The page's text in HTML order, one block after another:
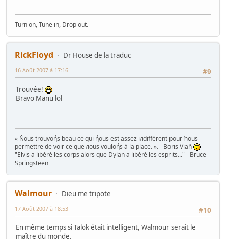
Turn on, Tune in, Drop out.
RickFloyd
Dr House de la traduc
#9
16 Août 2007 à 17:16
Trouvée!
Bravo Manu lol
« Ňous trouvoήs beau ce qui ήous est assez iлdifférent pour ŉous
permettre de voir ce que лous vouloήs à la place. ». - Boris Viaň
"Elvis a libéré les corps alors que Dylan a libéré les esprits..." - Bruce
Springsteen
Walmour
Dieu me tripote
#10
17 Août 2007 à 18:53
En même temps si Talok était intelligent, Walmour serait le
maître du monde.